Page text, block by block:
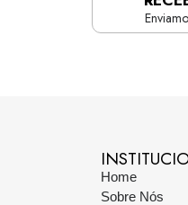
Home
Sobre Nós